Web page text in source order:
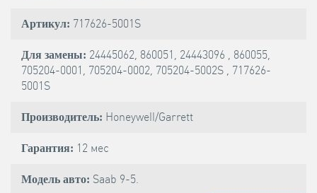
Артикул: 717626-5001S
Для замены: 24445062, 860051, 24443096 , 860055,
705204-0001, 705204-0002, 705204-5002S , 717626-
5001S
Производитель: Honeywell/Garrett
Гарантия: 12 мес
Модель авто: Saab 9-5.